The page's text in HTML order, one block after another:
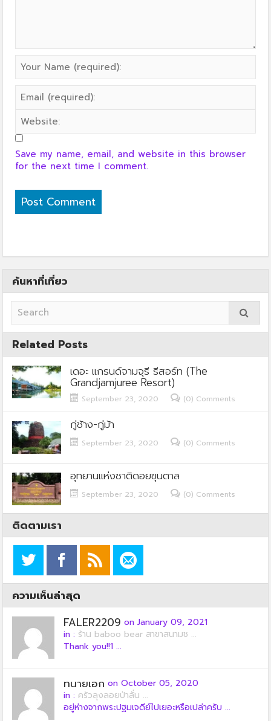
Save my name, email, and website in this browser
for the next time I comment.
ค้นหาที่เที่ยว
Related Posts
เดอะ แกรนด์จามจุรี รีสอร์ท (The
Grandjamjuree Resort)
September 23, 2020 (0) Comments
กู่ช้าง-กู่ม้า
September 23, 2020 (0) Comments
อุทยานแห่งชาติดอยขุนตาล
September 23, 2020 (0) Comments
ติดตามเรา
ความเห็นล่าสุด
FALER2209 on January 09, 2021
in : ร้าน baboo bear สาขาสนามช ...
Thank you!!1 ...
ทนายเอก on October 05, 2020
in : ครัวลุงลอยป่าลั่น ...
อยู่ห่างจากพระปฐมเจดีย์ไปเยอะหรือเปล่าครับ ...